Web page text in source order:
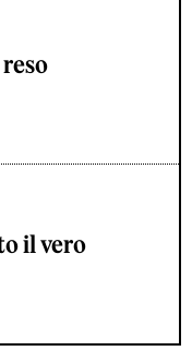
il vero